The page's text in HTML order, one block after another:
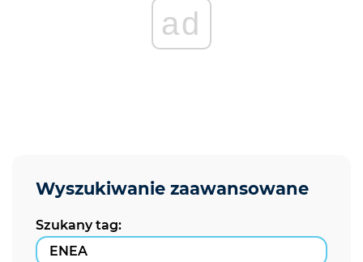
ad
Szukany tag: